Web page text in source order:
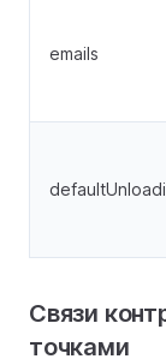
emails
Связи
точками